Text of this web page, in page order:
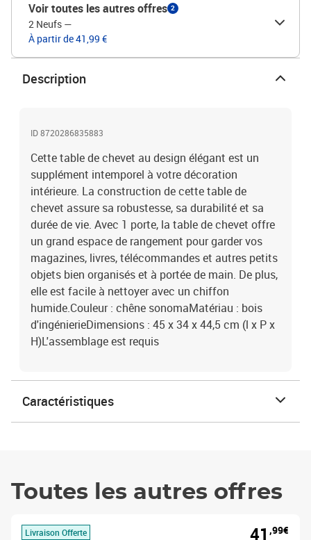
Voir toutes les autres offres 2
2 Neufs —
À partir de 41,99 €
Description
ID 8720286835883
Cette table de chevet au design élégant est un
supplément intemporel à votre décoration
intérieure. La construction de cette table de
chevet assure sa robustesse, sa durabilité et sa
durée de vie. Avec 1 porte, la table de chevet offre
un grand espace de rangement pour garder vos
magazines, livres, télécommandes et autres petits
objets bien organisés et à portée de main. De plus,
elle est facile à nettoyer avec un chiffon
humide.Couleur : chêne sonomaMatériau : bois
d'ingénierieDimensions : 45 x 34 x 44,5 cm (l x P x
H)L'assemblage est requis
Caractéristiques
Toutes les autres offres
Livraison Offerte 41 ,99€